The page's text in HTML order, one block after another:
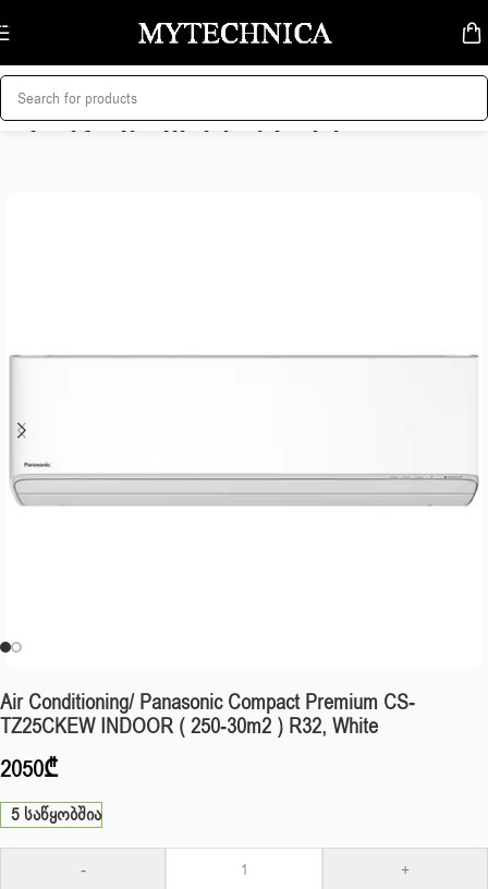
Skip to navigation
Skip to main content
მთავარი/კლიმატური ტექნიკა/კონდიციონერები
Air Conditioning/ Panasonic Compact Premium CS-
TZ25CKEW INDOOR ( 250-30m2 ) R32, White
2050₾
5 საწყობშია
- +